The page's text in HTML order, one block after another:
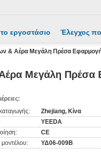
εργοστάσιο Έλεγχος
& Αέρα Μεγάλη Πρέσα
Μεγάλη Πρέσα
Zhejiang, Κίνα
YEEDA
CE
ΥΔ06-009Β